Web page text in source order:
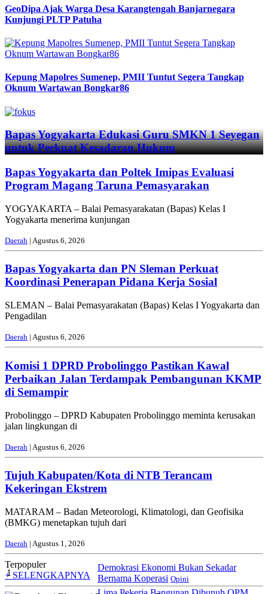
GeoDipa Ajak Warga Desa Karangtengah Banjarnegara
Kunjungi PLTP Patuha
Kepung Mapolres Sumenep, PMII Tuntut Segera Tangkap
Oknum Wartawan Bongkar86
Previous
Next
Bapas Yogyakarta Edukasi Guru SMKN 1 Seyegan
untuk Perkuat Kesadaran Hukum
Bapas Yogyakarta dan Poltek Imipas Evaluasi
Program Magang Taruna Pemasyarakan
YOGYAKARTA – Balai Pemasyarakatan (Bapas) Kelas I
Yogyakarta menerima kunjungan
Daerah | Agustus 6, 2026
Bapas Yogyakarta dan PN Sleman Perkuat
Koordinasi Penerapan Pidana Kerja Sosial
SLEMAN – Balai Pemasyarakatan (Bapas) Kelas I Yogyakarta dan
Pengadilan
Daerah | Agustus 6, 2026
Komisi 1 DPRD Probolinggo Pastikan Kawal
Perbaikan Jalan Terdampak Pembangunan KKMP
di Semampir
Probolinggo – DPRD Kabupaten Probolinggo meminta kerusakan
jalan lingkungan di
Daerah | Agustus 6, 2026
Tujuh Kabupaten/Kota di NTB Terancam
Kekeringan Ekstrem
MATARAM – Badan Meteorologi, Klimatologi, dan Geofisika
(BMKG) menetapkan tujuh dari
Daerah | Agustus 1, 2026
Terpopuler
+ SELENGKAPNYA
1
Demokrasi Ekonomi Bukan Sekadar
Bernama Koperasi Opini